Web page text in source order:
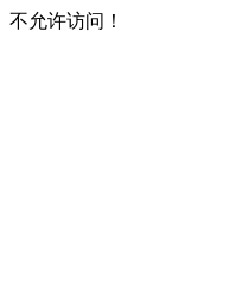
不允许访问！